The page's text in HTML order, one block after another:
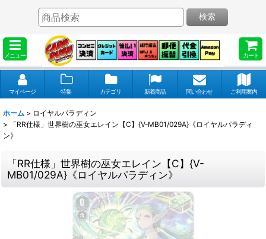
メニュー カート
検索
マイページ 特集 カテゴリ 新着商品 問い合わせ ご利用案内
ホーム > ロイヤルパラディン
>
「RR仕様」世界樹の巫女エレイン【C】{V-MB01/029A}《ロイヤルパラディ
ン》
「RR仕様」世界樹の巫女エレイン【C】{V-
MB01/029A}《ロイヤルパラディン》